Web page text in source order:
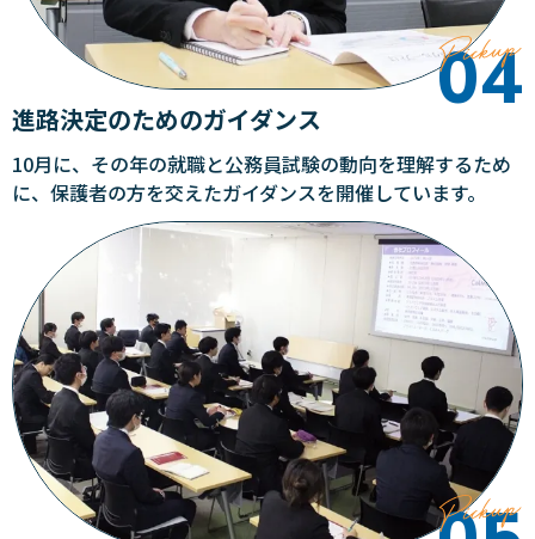
進路決定のためのガイダンス
10月に、その年の就職と公務員試験の動向を理解するため
に、保護者の方を交えたガイダンスを開催しています。